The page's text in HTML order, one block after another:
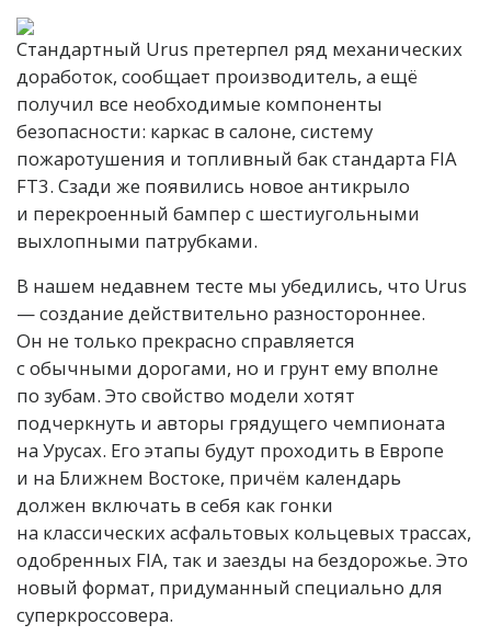
Стандартный Urus претерпел ряд механических
доработок, сообщает производитель, а ещё
получил все необходимые компоненты
безопасности: каркас в салоне, систему
пожаротушения и топливный бак стандарта FIA
FT3. Сзади же появились новое антикрыло
и перекроенный бампер с шестиугольными
выхлопными патрубками.
В нашем недавнем тесте мы убедились, что Urus
— создание действительно разностороннее.
Он не только прекрасно справляется
с обычными дорогами, но и грунт ему вполне
по зубам. Это свойство модели хотят
подчеркнуть и авторы грядущего чемпионата
на Урусах. Его этапы будут проходить в Европе
и на Ближнем Востоке, причём календарь
должен включать в себя как гонки
на классических асфальтовых кольцевых трассах,
одобренных FIA, так и заезды на бездорожье. Это
новый формат, придуманный специально для
суперкроссовера.